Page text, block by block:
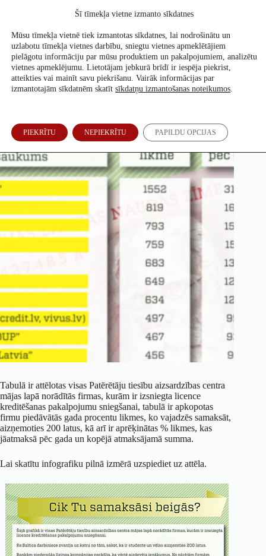
Atbalsti mūs
Tabula. Cik Tu samaksāsi beigās?
Tabulā ir attēlotas visas Patērētāju tiesību aizsardzības centra
mājas lapā norādītās firmas, kurām ir izsniegta licence
kreditēšanas pakalpojumu sniegšanai, tabulā ir apkopotas
firmu piedāvātās gada procentu likmes, ko vajadzēs samaksāt,
aizņemoties 200 latus, kā arī ir aprēķinātas % likmes, kas
jāatmaksā pēc gada un kopējā atmaksājamā summa.
Lai skatītu infografiku pilnā izmērā uzspiediet uz attēla.
Šī tīmekļa vietne izmanto sīkdatnes
Mūsu tīmekļa vietnē tiek izmantotas sīkdatnes, lai nodrošinātu un
uzlabotu tīmekļa vietnes darbību, sniegtu vietnes apmeklētājiem
pielāgotu informāciju par mūsu produktiem un pakalpojumiem, analizētu
vietnes apmeklējumu. Lietotājam jebkurā brīdī ir iespēja piekrist,
atteikties vai mainīt savu piekrišanu. Vairāk informācijas par
izmantotajām sīkdatnēm skatīt sīkdatņu izmantošanas noteikumos.
PIEKRĪTU NEPIEKRĪTU PAPILDU OPCIJAS